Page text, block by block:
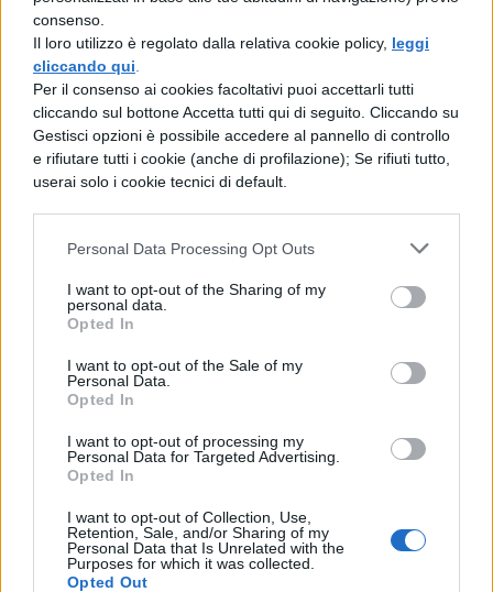
consenso.
Il loro utilizzo è regolato dalla relativa cookie policy, leggi
cliccando qui
Per il consenso ai cookies facoltativi puoi accettarli tutti
cliccando sul bottone Accetta tutti qui di seguito. Cliccando su
Gestisci opzioni è possibile accedere al pannello di controllo
e rifiutare tutti i cookie (anche di profilazione); Se rifiuti tutto,
userai solo i cookie tecnici di default.
Personal Data Processing Opt Outs
I want to opt-out of the Sharing of my
personal data.
Opted In
I want to opt-out of the Sale of my
Personal Data.
Opted In
I want to opt-out of processing my
Personal Data for Targeted Advertising.
Opted In
I want to opt-out of Collection, Use,
Retention, Sale, and/or Sharing of my
Personal Data that Is Unrelated with the
Purposes for which it was collected.
Opted Out
utenti potranno salvare il contenuto solo
tramite screenshot, come avviene per i
contenuti delle stories.
L’obiettivo di Instagram è quello di ampliare
Direct,lo spazio di conversazione del
renderlo
“il miglior posto per divertirsi,
amici su Instagram”.
TI POTREBBE INTERESSARE
NEWS LIFESTYLE
Francia vieta i social ai